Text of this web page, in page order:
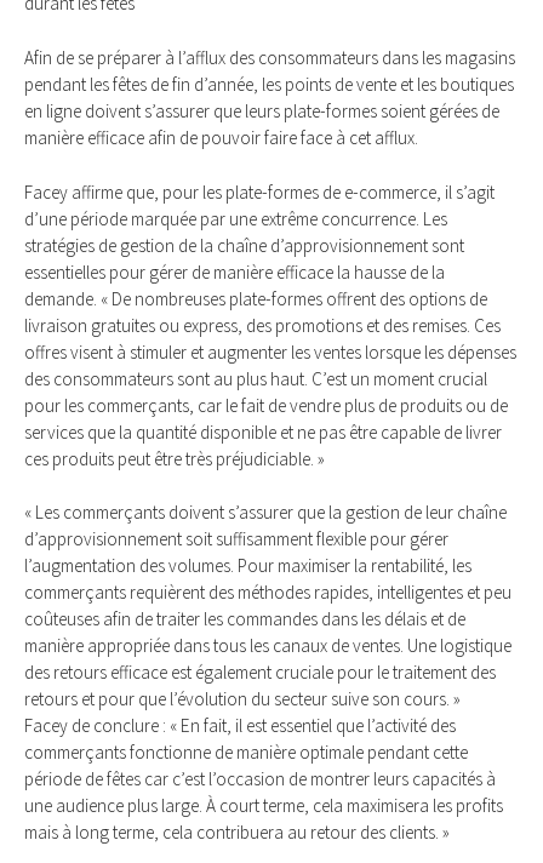
Afin de se préparer à l’afflux des consommateurs dans les magasins
pendant les fêtes de fin d’année, les points de vente et les boutiques
en ligne doivent s’assurer que leurs plate-formes soient gérées de
manière efficace afin de pouvoir faire face à cet afflux.
Facey affirme que, pour les plate-formes de e-commerce, il s’agit
d’une période marquée par une extrême concurrence. Les
stratégies de gestion de la chaîne d’approvisionnement sont
essentielles pour gérer de manière efficace la hausse de la
demande. « De nombreuses plate-formes offrent des options de
livraison gratuites ou express, des promotions et des remises. Ces
offres visent à stimuler et augmenter les ventes lorsque les dépenses
des consommateurs sont au plus haut. C’est un moment crucial
pour les commerçants, car le fait de vendre plus de produits ou de
services que la quantité disponible et ne pas être capable de livrer
ces produits peut être très préjudiciable. »
« Les commerçants doivent s’assurer que la gestion de leur chaîne
d’approvisionnement soit suffisamment flexible pour gérer
l’augmentation des volumes. Pour maximiser la rentabilité, les
commerçants requièrent des méthodes rapides, intelligentes et peu
coûteuses afin de traiter les commandes dans les délais et de
manière appropriée dans tous les canaux de ventes. Une logistique
des retours efficace est également cruciale pour le traitement des
retours et pour que l’évolution du secteur suive son cours. »
Facey de conclure : « En fait, il est essentiel que l’activité des
commerçants fonctionne de manière optimale pendant cette
période de fêtes car c’est l’occasion de montrer leurs capacités à
une audience plus large. À court terme, cela maximisera les profits
mais à long terme, cela contribuera au retour des clients. »